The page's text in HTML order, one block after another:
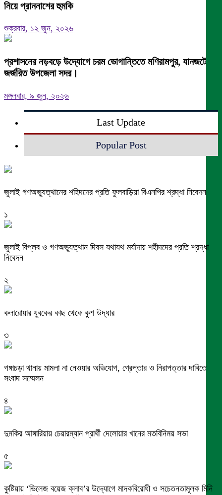
নিয়ে প্রাননাশের হুমকি
শুক্রবার, ১২ জুন, ২০২৬
প্রশাসনের নড়বড়ে উদ্যোগে চরম ভোগান্তিতে মণিরামপুর, যানজটে
জর্জরিত উপজেলা সদর।
মঙ্গলবার, ৯ জুন, ২০২৬
Last Update
Popular Post
জুলাই গণঅভ্যুত্থানের শহিদদের প্রতি ফুলবাড়িয়া বিএনপির শ্রদ্ধা নিবেদন
১
জুলাই বিপ্লব ও গণঅভ্যুত্থান দিবস যথাযথ মর্যাদায় শহীদদের প্রতি শ্রদ্ধা
নিবেদন
২
কলারোয়ার যুবকের কাছ থেকে কুশ উদ্ধার
৩
গঙ্গাচড়া থানায় মামলা না নেওয়ার অভিযোগ, গ্রেপ্তার ও নিরাপত্তার দাবিতে
সংবাদ সম্মেলন
৪
দুমকির আঙ্গারিয়ায় চেয়ারম্যান প্রার্থী দেলোয়ার খানের মতবিনিময় সভা
৫
কুষ্টিয়ায় ‘ভিলেজ বয়েজ ক্লাব’র উদ্যোগে মাদকবিরোধী ও সচেতনতামূলক মিনি